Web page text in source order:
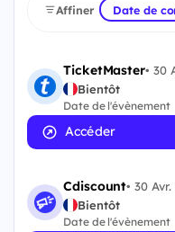
Affiner Date de
TicketMaster• 30
Bientôt
Date de l'évènement
Accéder
Cdiscount•30
Bientôt
Date de l'évènement